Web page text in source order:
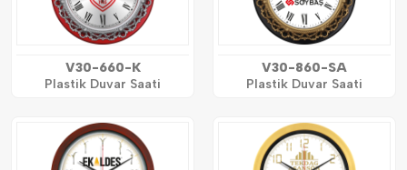
V30-660-K
Plastik Duvar Saati
V30-860-SA
Plastik Duvar Saati